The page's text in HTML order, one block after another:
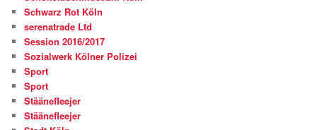
Schwarz Rot Köln
serenatrade Ltd
Session 2016/2017
Sozialwerk Kölner Polizei
Sport
Sport
Stäänefleejer
Stäänefleejer